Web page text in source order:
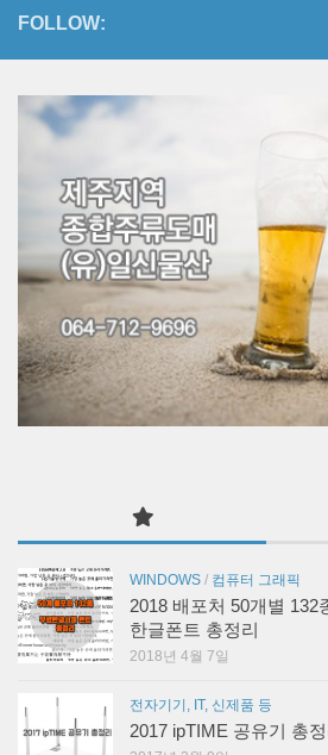
FOLLOW:
WINDOWS / 컴퓨터 그래픽
2018 배포처 50개별 132
한글폰트 총정리
2018년 4월 7일
전자기기, IT, 신제품 등
2017 ipTIME 공유기 총